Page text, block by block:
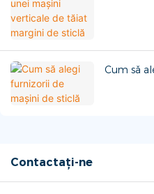
Cum să
Contactați-ne